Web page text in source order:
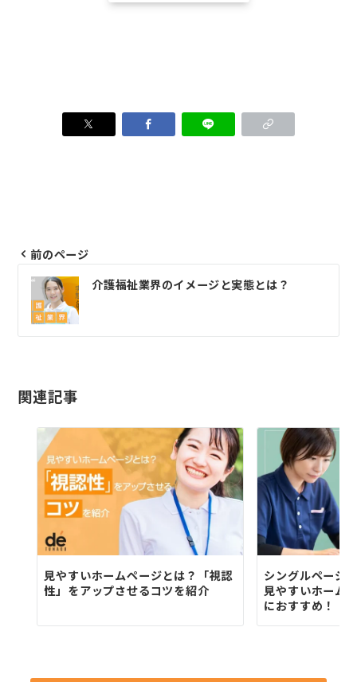
投
稿
ナ
ゲ
ー
前のページ
介護福祉業界のイメージと実態とは？
関連記事
見やすいホームページとは？「視認
性」をアップさせるコツを紹介
シングルページ
見やすいホーム
におすすめ！